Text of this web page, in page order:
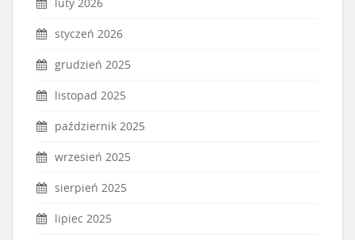
styczeń 2026
grudzień 2025
listopad 2025
październik 2025
wrzesień 2025
sierpień 2025
lipiec 2025